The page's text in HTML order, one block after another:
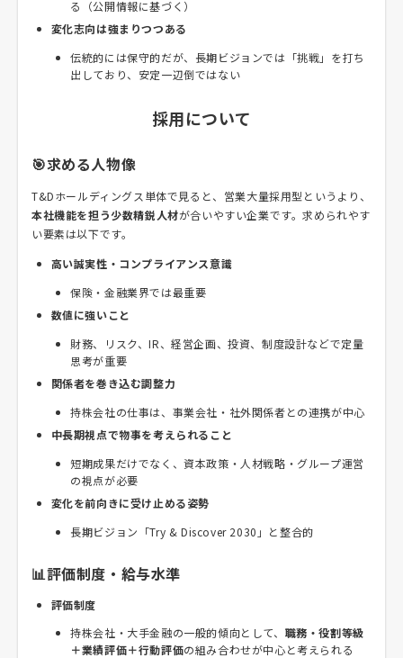
る（公開情報に基づく）
変化志向は強まりつつある
伝統的には保守的だが、長期ビジョンでは「挑戦」を打ち
出しており、安定一辺倒ではない
採用について
🎯求める人物像
T&Dホールディングス単体で見ると、営業大量採用型というより、
本社機能を担う少数精鋭人材が合いやすい企業です。求められやす
い要素は以下です。
高い誠実性・コンプライアンス意識
保険・金融業界では最重要
数値に強いこと
財務、リスク、IR、経営企画、投資、制度設計などで定量
思考が重要
関係者を巻き込む調整力
持株会社の仕事は、事業会社・社外関係者との連携が中心
中長期視点で物事を考えられること
短期成果だけでなく、資本政策・人材戦略・グループ運営
の視点が必要
変化を前向きに受け止める姿勢
長期ビジョン「Try & Discover 2030」と整合的
📊評価制度・給与水準
評価制度
持株会社・大手金融の一般的傾向として、 職務・役割等級
＋業績評価＋行動評価の組み合わせが中心と考えられる